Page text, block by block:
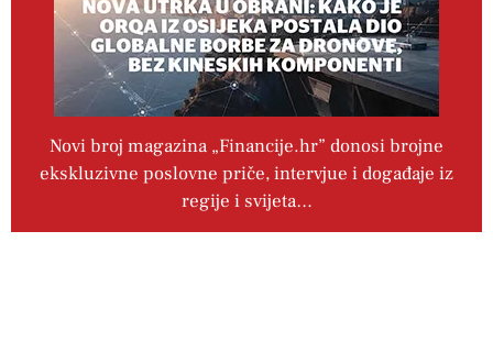
Novi broj magazina „Financije.hr” donosi brojne
ekskluzivne poslovne priče, intervjue i događaje iz
regije i svijeta…